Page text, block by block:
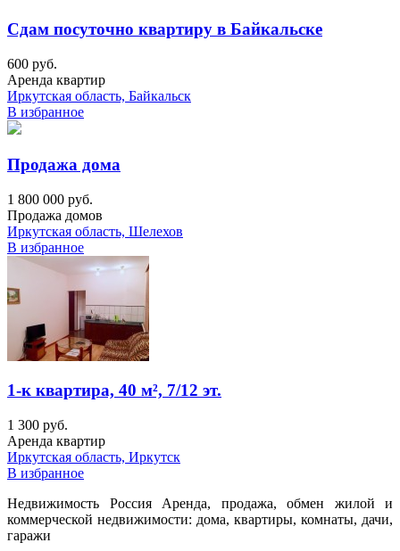
Сдам посуточно квартиру в Байкальске
600 руб.
Аренда квартир
Иркутская область, Байкальск
В избранное
Продажа дома
1 800 000 руб.
Продажа домов
Иркутская область, Шелехов
В избранное
1-к квартира, 40 м², 7/12 эт.
1 300 руб.
Аренда квартир
Иркутская область, Иркутск
В избранное
Недвижимость Россия Аренда, продажа, обмен жилой и
коммерческой недвижимости: дома, квартиры, комнаты, дачи,
гаражи